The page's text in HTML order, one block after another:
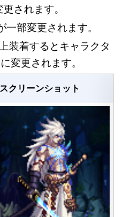
されます。
一部変更されます。
装着するとキャラクタ
変更されます。
スクリーンショット